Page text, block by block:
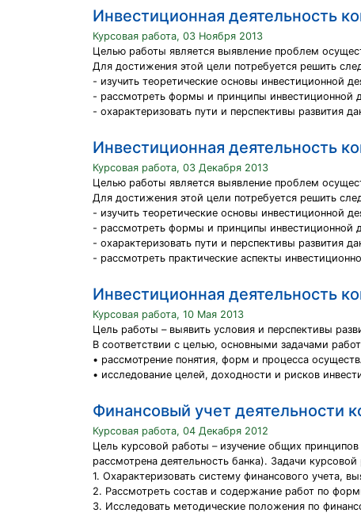
Инвестиционная деятельность
Курсовая работа, 03 Ноября 2013
Целью работы является выявление проблем
Для достижения этой цели потребуется решить
- изучить теоретические основы инвестиционной
- рассмотреть формы и принципы инвестиционной
- охарактеризовать пути и перспективы развития
Инвестиционная деятельность
Курсовая работа, 03 Декабря 2013
Целью работы является выявление проблем
Для достижения этой цели потребуется решить
- изучить теоретические основы инвестиционной
- рассмотреть формы и принципы инвестиционной
- охарактеризовать пути и перспективы развития
- рассмотреть практические аспекты
Инвестиционная деятельность
Курсовая работа, 10 Мая 2013
Цель работы – выявить условия и перспективы
В соответствии с целью, основными задачами
• рассмотрение понятия, форм и процесса
• исследование целей, доходности и рисков
Финансовый учет деятельности
Курсовая работа, 04 Декабря 2012
Цель курсовой работы – изучение общих
рассмотрена деятельность банка). Задачи
1. Охарактеризовать систему финансового учета,
2. Рассмотреть состав и содержание работ по
3. Исследовать методические положения по